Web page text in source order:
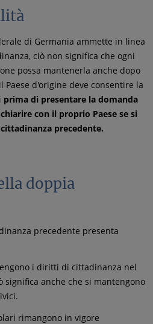
di Germania ammette in linea
ciò non significa che ogni
possa mantenerla anche dopo
Paese d'origine deve consentire la
prima di presentare la domanda
con il proprio Paese se si
precedente.
doppia
precedente presenta
i diritti di cittadinanza nel
significa anche che si mantengono
rimangono in vigore